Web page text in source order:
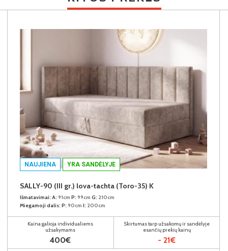
NAUJIENA YRA SANDĖLYJE
SALLY-90 (III gr.) lova-tachta (Toro-35) K
Išmatavimai: A: 91cm P: 99cm G: 210cm
Miegamoji dalis: P: 90cm I: 200cm
Kaina galioja individualiems
užsakymams
400€
Skirtumas tarp užsakomų ir sandėlyje
esančių prekių kainų
- 21€